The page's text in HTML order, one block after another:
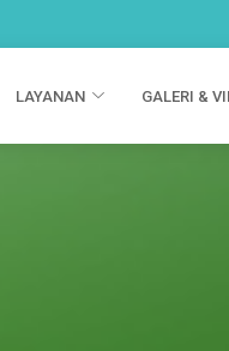
LAYANAN GALERI &